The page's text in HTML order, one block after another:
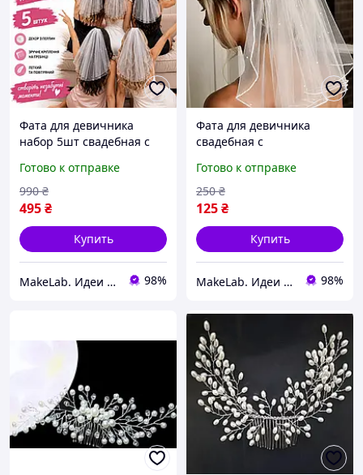
Фата для девичника
набор 5шт свадебная с
пластиковым гребнем
айвори для подружек
невесты 45 см
Готово к отправке
495₴
990 ₴
Купить
MakeLab. Идеи для жизни! 98%
Фата для девичника
свадебная с
пластиковым гребнем
айвори для подружек
невесты 45 см
Готово к отправке
125₴
250 ₴
Купить
MakeLab. Идеи для жизни! 98%